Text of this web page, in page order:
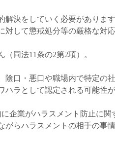
解決をしていく必要がありま
して懲戒処分等の厳格な対
同法11条の2第2項）。
口・悪口や職場内で特定の
ラとして認定される可能性が
企業がハラスメント防止に関
がらハラスメントの相手の事